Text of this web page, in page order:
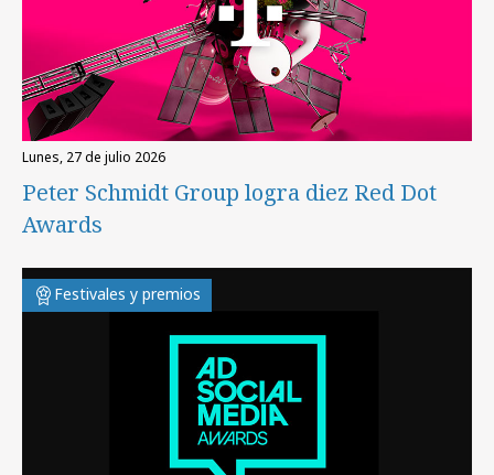
lunes, 27 de julio 2026
Peter Schmidt Group logra diez Red Dot
Awards
Festivales y premios